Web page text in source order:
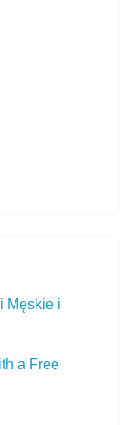
Męskie i
a Free